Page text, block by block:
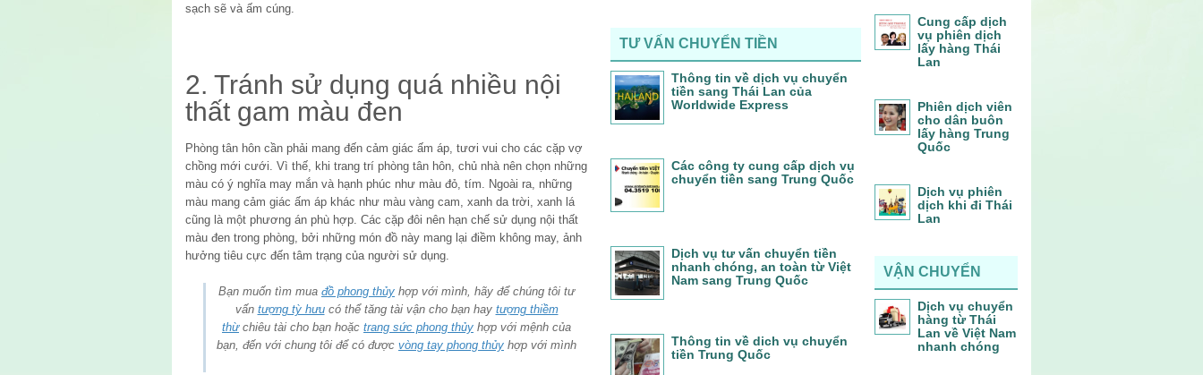
sạch sẽ và ấm cúng.
2. Tránh sử dụng quá nhiều nội
thất gam màu đen
Phòng tân hôn cần phải mang đến cảm giác ấm áp, tươi vui cho các cặp vợ
chồng mới cưới. Vì thế, khi trang trí phòng tân hôn, chủ nhà nên chọn những
màu có ý nghĩa may mắn và hạnh phúc như màu đỏ, tím. Ngoài ra, những
màu mang cảm giác ấm áp khác như màu vàng cam, xanh da trời, xanh lá
cũng là một phương án phù hợp. Các cặp đôi nên hạn chế sử dụng nội thất
màu đen trong phòng, bởi những món đồ này mang lại điềm không may, ảnh
hưởng tiêu cực đến tâm trạng của người sử dụng.
Bạn muốn tìm mua đồ phong thủy hợp với mình, hãy để chúng tôi tư
vấn tượng tỳ hưucó thể tăng tài vận cho bạn hay tượng thiềm
thừchiêu tài cho bạn hoặc trang sức phong thủy hợp với mệnh của
bạn, đến với chung tôi để có được vòng tay phong thủy hợp với mình
TƯ VẤN CHUYỂN TIỀN
Thông tin về dịch vụ chuyển
tiền sang Thái Lan của
Worldwide Express
Các công ty cung cấp dịch vụ
chuyển tiền sang Trung Quốc
Dịch vụ tư vấn chuyển tiền
nhanh chóng, an toàn từ Việt
Nam sang Trung Quốc
Thông tin về dich vụ chuyển
tiền Trung Quốc
Cung cấp dịch
vụ phiên dịch
lấy hàng Thái
Lan
Phiên dịch viên
cho dân buôn
lấy hàng Trung
Quốc
Dịch vụ phiên
dịch khi đi Thái
Lan
VẬN CHUYỂN
Dịch vụ chuyển
hàng từ Thái
Lan về Việt Nam
nhanh chóng